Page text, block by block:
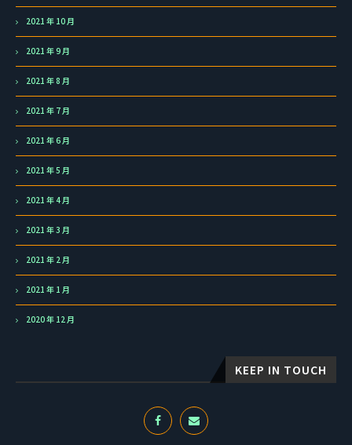
2021 年 10 月
2021 年 9 月
2021 年 8 月
2021 年 7 月
2021 年 6 月
2021 年 5 月
2021 年 4 月
2021 年 3 月
2021 年 2 月
2021 年 1 月
2020 年 12 月
KEEP IN TOUCH